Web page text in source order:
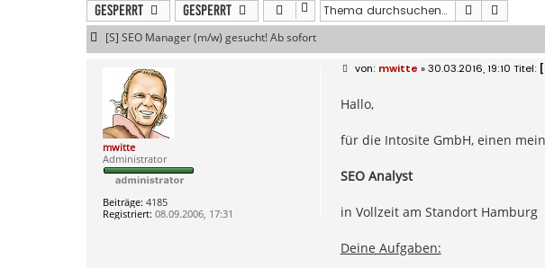
Gesperrt Gesperrt Suche
[S] SEO Manager (m/w) gesucht! Ab sofort
mwitte
Administrator
Beiträge: 4185
Registriert: 08.09.2006, 17:31
B
t
g
mwitte » 30.03.2016, 19:10
Hallo,
für die Intosite GmbH, einen
SEO Analyst
in Vollzeit am Standort Hamburg
Deine Aufgaben: